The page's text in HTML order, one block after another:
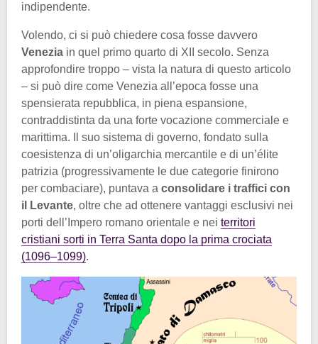
indipendente.
Volendo, ci si può chiedere cosa fosse davvero
Venezia in quel primo quarto di XII secolo. Senza
approfondire troppo – vista la natura di questo articolo
– si può dire come Venezia all’epoca fosse una
spensierata repubblica, in piena espansione,
contraddistinta da una forte vocazione commerciale e
marittima. Il suo sistema di governo, fondato sulla
coesistenza di un’oligarchia mercantile e di un’élite
patrizia (progressivamente le due categorie finirono
per combaciare), puntava a consolidare i traffici con
il Levante, oltre che ad ottenere vantaggi esclusivi nei
porti dell’Impero romano orientale e nei territori
cristiani sorti in Terra Santa dopo la prima crociata
(1096–1099).